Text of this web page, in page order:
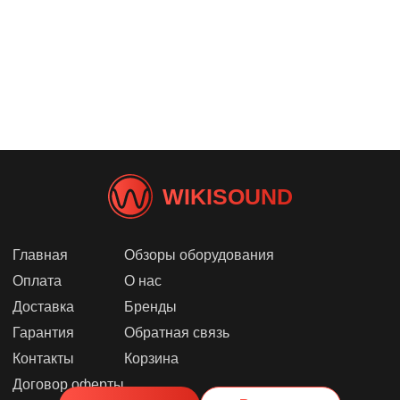
WIKISOUND
Главная
Оплата
Доставка
Гарантия
Контакты
Договор оферты
Обзоры оборудования
О нас
Бренды
Обратная связь
Корзина